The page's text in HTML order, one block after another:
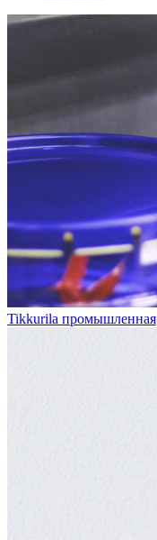
Tikkurila промышленная